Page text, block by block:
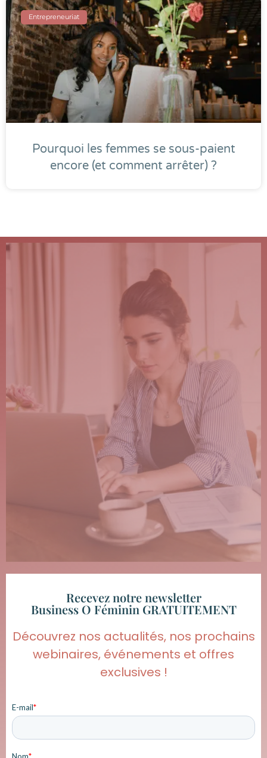
Entrepreneuriat
Pourquoi les femmes se sous-paient
encore (et comment arrêter) ?
Recevez notre newsletter
Business O Féminin GRATUITEMENT
Découvrez nos actualités, nos prochains
webinaires, événements et offres
exclusives !